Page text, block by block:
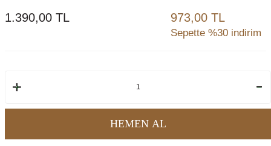
1.390,00 TL 973,00 TL
Sepette %30 indirim
HEMEN AL